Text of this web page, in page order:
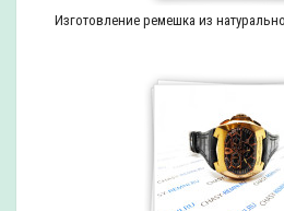
Изготовление ремешка из